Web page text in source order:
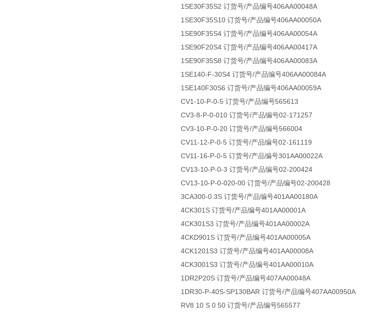
1SE30F35S2 订货号/产品编号406AA00048A
1SE30F35S10 订货号/产品编号406AA00050A
1SE90F35S4 订货号/产品编号406AA00054A
1SE90F20S4 订货号/产品编号406AA00417A
1SE90F35S8 订货号/产品编号406AA00083A
1SE140-F-30S4 订货号/产品编号406AA00084A
1SE140F30S6 订货号/产品编号406AA00059A
CV1-10-P-0-5 订货号/产品编号565613
CV3-8-P-0-010 订货号/产品编号02-171257
CV3-10-P-0-20 订货号/产品编号566004
CV11-12-P-0-5 订货号/产品编号02-161119
CV11-16-P-0-5 订货号/产品编号301AA00022A
CV13-10-P-0-3 订货号/产品编号02-200424
CV13-10-P-0-020-00 订货号/产品编号02-200428
3CA300-0.3S 订货号/产品编号401AA00180A
4CK301S 订货号/产品编号401AA00001A
4CK301S3 订货号/产品编号401AA00002A
4CKD901S 订货号/产品编号401AA00005A
4CK1201S3 订货号/产品编号401AA00008A
4CK3001S3 订货号/产品编号401AA00010A
1DR2P20S 订货号/产品编号407AA00048A
1DR30-P-40S-SP130BAR 订货号/产品编号407AA00950A
RV8 10 S 0 50 订货号/产品编号565577